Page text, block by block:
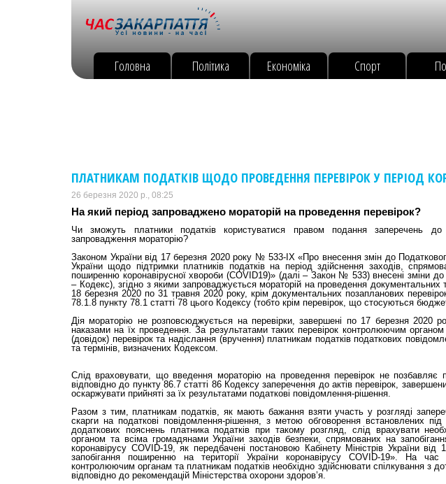
Головна Політика Економіка Спорт
ПЛАТНИКАМ ПОДАТКІВ ЩОДО ПРОВЕДЕННЯ ПЕРЕВІРОК У ПЕРІОД
26 березня 2020 р., 08:25
На який період запроваджено мораторій на проведення перевірок?
Чи зможуть платники податків користуватися правом подання заперечень
запровадження мораторію?
Законом України від 17 березня 2020 року № 533-ІХ «Про внесення змін до
України щодо підтримки платників податків на період здійснення заходів,
поширенню коронавірусної хвороби (COVID19)» (далі – Закон № 533) внесені зміни до
– Кодекс), згідно з якими запроваджується мораторій на проведення документальних
18 березня 2020 по 31 травня 2020 року, крім документальних позапланових
78.1.8 пункту 78.1 статті 78 цього Кодексу (тобто крім перевірок, що стосуються
Дія мораторію не розповсюджується на перевірки, завершені по 17 березня 2020
наказами на їх проведення. За результатами таких перевірок контролюючим
(довідок) перевірок та надіслання (вручення) платникам податків податкових
та термінів, визначених Кодексом.
Слід враховувати, що введення мораторію на проведення перевірок не позбавляє
відповідно до пункту 86.7 статті 86 Кодексу заперечення до актів перевірок,
оскаржувати прийняті за їх результатами податкові повідомлення-рішення.
Разом з тим, платникам податків, як мають бажання взяти участь у розгляді
скарги на податкові повідомлення-рішення, з метою обговорення встановлених
додаткових пояснень платника податків при такому розгляд, слід врахувати
органом та всіма громадянами України заходів безпеки, спрямованих на
коронавірусу COVID-19, як передбачені постановою Кабінету Міністрів України
запобігання поширенню на території України коронавірусу COVID-19». На час
контролюючим органам та платникам податків необхідно здійснювати спілкування з
відповідно до рекомендацій Міністерства охорони здоров’я.